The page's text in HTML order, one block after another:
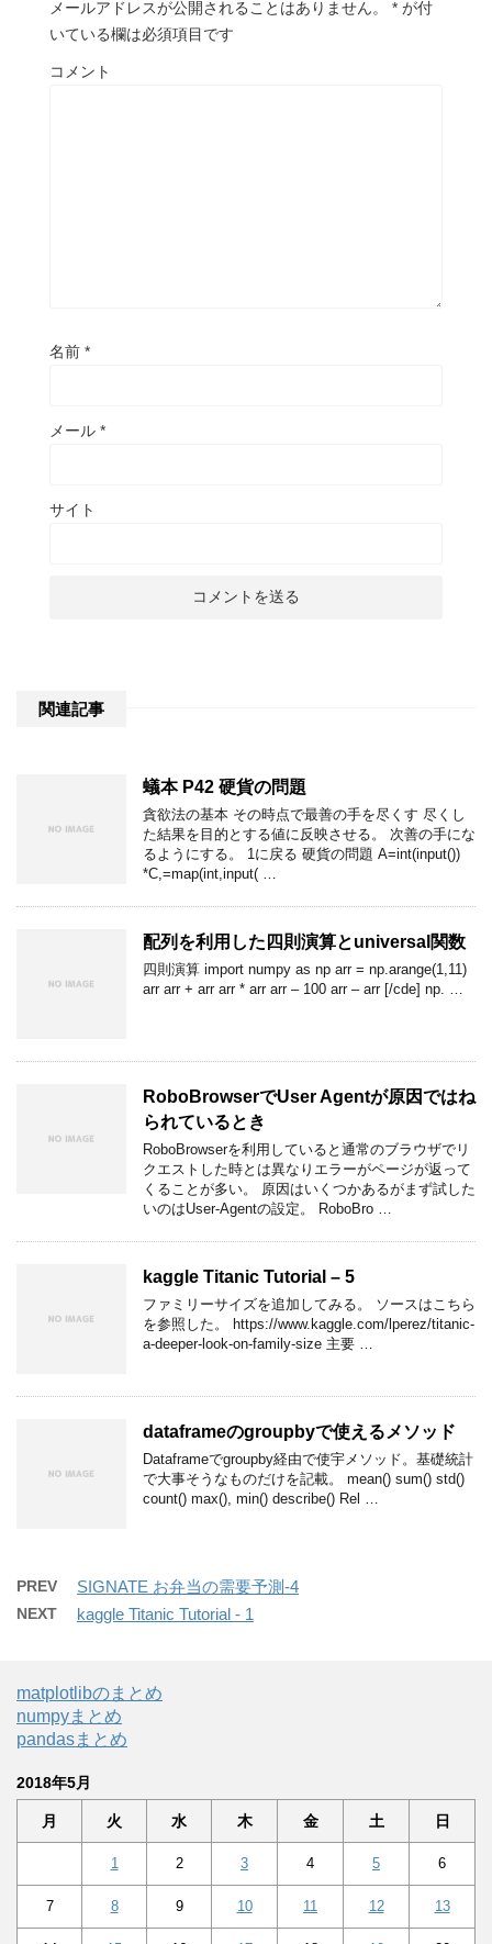
メールアドレスが公開されることはありません。 * が付
いている欄は必須項目です
コメント
名前 *
メール *
サイト
関連記事
蟻本 P42 硬貨の問題
貪欲法の基本 その時点で最善の手を尽くす 尽くし
た結果を目的とする値に反映させる。 次善の手にな
るようにする。 1に戻る 硬貨の問題 A=int(input())
*C,=map(int,input( …
配列を利用した四則演算とuniversal関数
四則演算 import numpy as np arr = np.arange(1,11)
arr arr + arr arr * arr arr – 100 arr – arr [/cde] np. …
RoboBrowserでUser Agentが原因ではね
られているとき
RoboBrowserを利用していると通常のブラウザでリ
クエストした時とは異なりエラーがページが返って
くることが多い。 原因はいくつかあるがまず試した
いのはUser-Agentの設定。 RoboBro …
kaggle Titanic Tutorial – 5
ファミリーサイズを追加してみる。 ソースはこちら
を参照した。 https://www.kaggle.com/lperez/titanic-
a-deeper-look-on-family-size 主要 …
dataframeのgroupbyで使えるメソッド
Dataframeでgroupby経由で使宇メソッド。基礎統計
で大事そうなものだけを記載。 mean() sum() std()
count() max(), min() describe() Rel …
PREV SIGNATE お弁当の需要予測-4
NEXT kaggle Titanic Tutorial - 1
matplotlibのまとめ
numpyまとめ
pandasまとめ
2018年5月
月 火 水 木 金 土 日
1 2 3 4 5 6
7 8 9 10 11 12 13